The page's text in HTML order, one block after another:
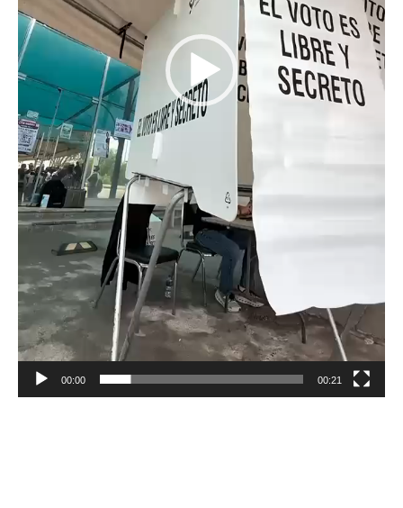
00:00 00:21